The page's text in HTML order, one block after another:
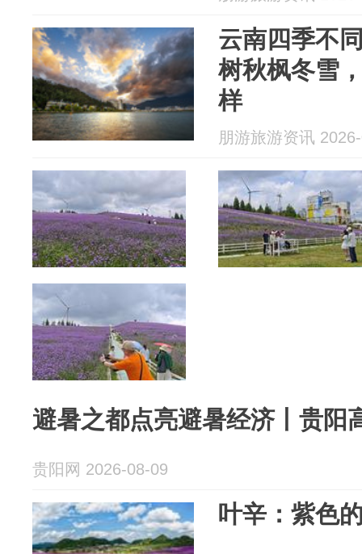
云南四季不
树秋枫冬雪
样
朋游旅游资讯
避暑之都点亮避暑经济丨贵阳
贵阳网 2026-08-09
叶辛：紫色